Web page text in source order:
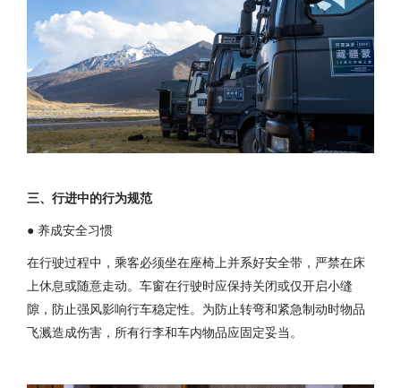
三、行进中的行为规范
● 养成安全习惯
在行驶过程中，乘客必须坐在座椅上并系好安全带，严禁在床
上休息或随意走动。车窗在行驶时应保持关闭或仅开启小缝
隙，防止强风影响行车稳定性。为防止转弯和紧急制动时物品
飞溅造成伤害，所有行李和车内物品应固定妥当。